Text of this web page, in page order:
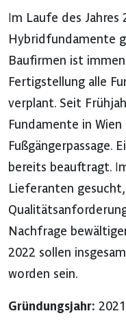
Im Laufe des
Hybridfundamente
Baufirmen ist
Fertigstellung alle
verplant. Seit
Fundamente in
Fußgängerpassage.
bereits beauftragt.
Lieferanten
Nachfrage
2022 sollen
worden sein.
Gründungsjahr: 2021